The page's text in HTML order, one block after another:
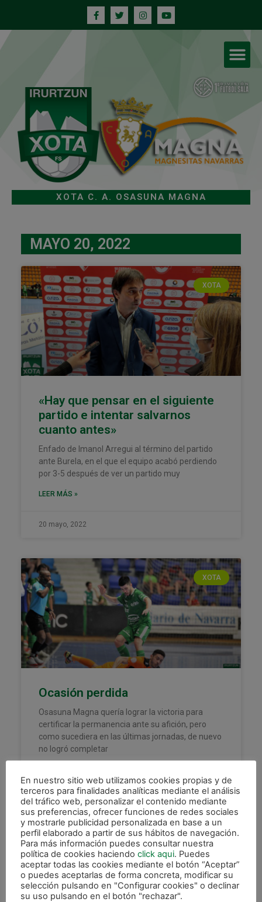
XOTA C. A. OSASUNA MAGNA
MAYO 20, 2022
XOTA
«Hay que pensar en el siguiente
partido e intentar salvarnos
cuanto antes»
Enfado de Imanol Arregui al término del partido
ante Burela, en el que el equipo acabó perdiendo
por 3-5 después de ver un partido muy
LEER MÁS »
20 mayo, 2022
XOTA
Ocasión perdida
Osasuna Magna quería lograr la victoria para
certificar la permanencia ante su afición, pero
como sucediera en las últimas jornadas, de nuevo
no logró completar
20 mayo, 2022
XOTA
En nuestro sitio web utilizamos cookies propias y de
terceros para finalidades analíticas mediante el análisis
del tráfico web, personalizar el contenido mediante
sus preferencias, ofrecer funciones de redes sociales
y mostrarle publicidad personalizada en base a un
perfil elaborado a partir de sus hábitos de navegación.
Para más información puedes consultar nuestra
política de cookies haciendo click aqui. Puedes
aceptar todas las cookies mediante el botón “Aceptar”
o puedes aceptarlas de forma concreta, modificar su
selección pulsando en "Configurar cookies" o declinar
su uso pulsando en el botón "rechazar".